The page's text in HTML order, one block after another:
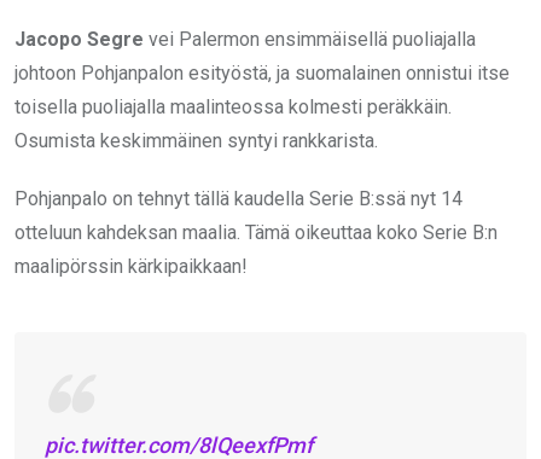
Jacopo Segre vei Palermon ensimmäisellä puoliajalla
johtoon Pohjanpalon esityöstä, ja suomalainen onnistui itse
toisella puoliajalla maalinteossa kolmesti peräkkäin.
Osumista keskimmäinen syntyi rankkarista.
Pohjanpalo on tehnyt tällä kaudella Serie B:ssä nyt 14
otteluun kahdeksan maalia. Tämä oikeuttaa koko Serie B:n
maalipörssin kärkipaikkaan!
pic.twitter.com/8lQeexfPmf